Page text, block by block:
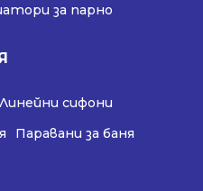
за парно
Линейни сифони
Паравани за баня